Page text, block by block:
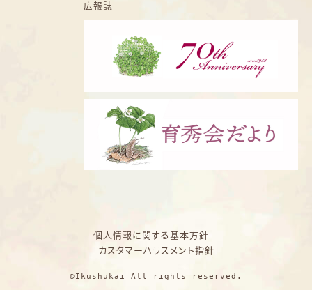
広報誌
個人情報に関する基本方針
カスタマーハラスメント指針
©Ikushukai All rights reserved.